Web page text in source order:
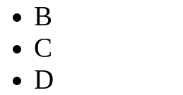
B
C
D